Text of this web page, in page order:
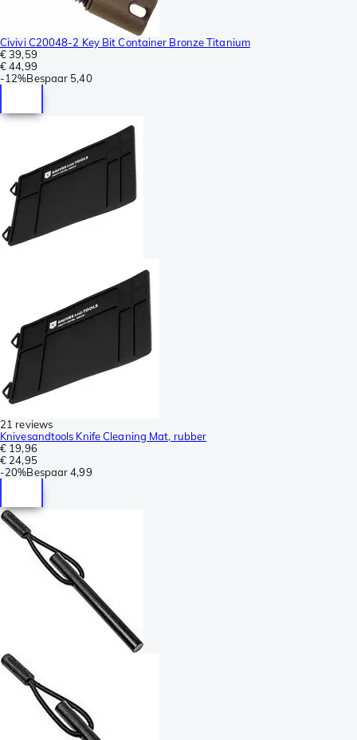
Civivi C20048-2 Key Bit Container Bronze Titanium
€ 39,59
€ 44,99
-12%Bespaar 5,40
21 reviews
Knivesandtools Knife Cleaning Mat, rubber
€ 19,96
€ 24,95
-20%Bespaar 4,99